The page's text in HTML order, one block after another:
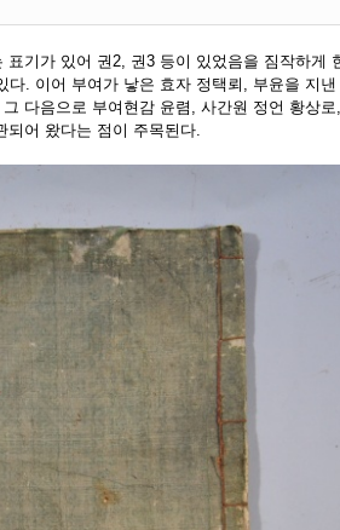
기가 있어 권2, 권3 등이 있었음을 짐작하게
다. 이어 부여가 낳은 효자 정택뢰, 부윤을 지
다음으로 부여현감 윤렴, 사간원 정언 황상
되어 왔다는 점이 주목된다.